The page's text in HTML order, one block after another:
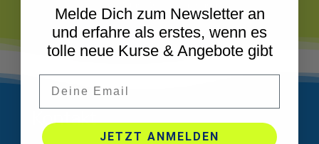
Kontakt
Melde Dich zum Newsletter an
und erfahre als erstes, wenn es
tolle neue Kurse & Angebote gibt
JETZT ANMELDEN